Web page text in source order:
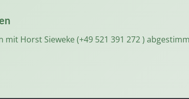
mit Horst Sieweke (+49 521 391 272 )